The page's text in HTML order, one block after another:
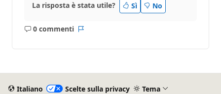
La risposta è stata utile? Sì No
0 commenti
Nessun
Italiano Scelte sulla privacy Tema